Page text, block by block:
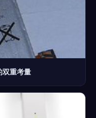
双重考量